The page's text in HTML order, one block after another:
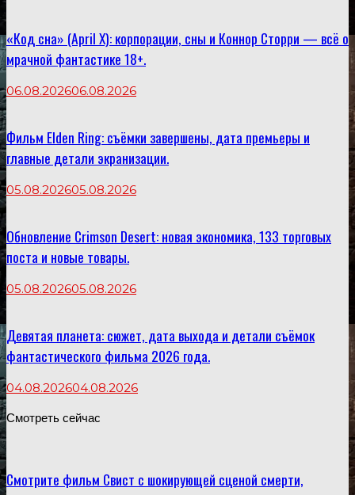
«Код сна» (April X): корпорации, сны и Коннор Сторри — всё о
мрачной фантастике 18+.
06.08.202606.08.2026
Фильм Elden Ring: съёмки завершены, дата премьеры и
главные детали экранизации.
05.08.202605.08.2026
Обновление Crimson Desert: новая экономика, 133 торговых
поста и новые товары.
05.08.202605.08.2026
Девятая планета: сюжет, дата выхода и детали съёмок
фантастического фильма 2026 года.
04.08.202604.08.2026
Смотреть сейчас
Смотрите фильм Свист с шокирующей сценой смерти,